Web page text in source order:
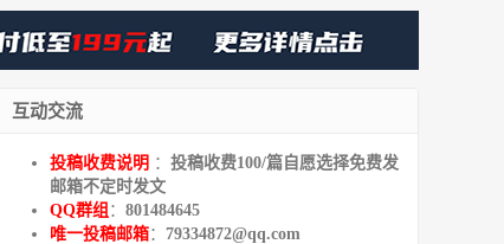
互动交流
投稿收费说明 ： 投稿收费100/篇自愿选择免费发
邮箱不定时发文
QQ群组 ： 801484645
唯一投稿邮箱： 79334872@qq.com